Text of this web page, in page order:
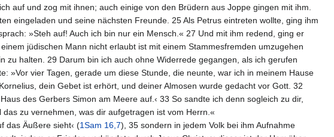
auf und zog mit ihnen; auch einige von den Brüdern aus Joppe gingen mit ihm.
eingeladen und seine nächsten Freunde. 25 Als Petrus eintreten wollte, ging ihm
»Steh auf! Auch ich bin nur ein Mensch.« 27 Und mit ihm redend, ging er
jüdischen Mann nicht erlaubt ist mit einem Stammesfremden umzugehen
halten. 29 Darum bin ich auch ohne Widerrede gegangen, als ich gerufen
»Vor vier Tagen, gerade um diese Stunde, die neunte, war ich in meinem Hause
dein Gebet ist erhört, und deiner Almosen wurde gedacht vor Gott. 32
des Gerbers Simon am Meere auf.‹ 33 So sandte ich denn sogleich zu dir,
zu vernehmen, was dir aufgetragen ist vom Herrn.«
das Äußere sieht‹ (1Sam 16,7), 35 sondern in jedem Volk bei ihm Aufnahme